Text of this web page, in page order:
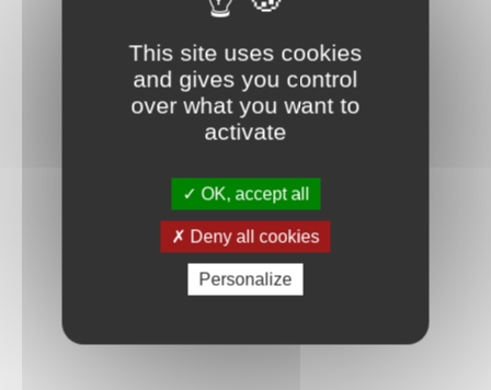
This site uses cookies
and gives you control
over what you want to
activate
OK, accept all
Deny all cookies
Personalize
oublié ?
compte
Connexion